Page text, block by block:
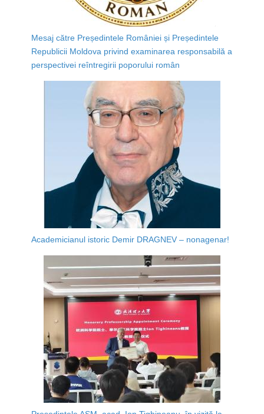
Mesaj către Președintele României și Președintele
Republicii Moldova privind examinarea responsabilă a
perspectivei reîntregirii poporului român
Academicianul istoric Demir DRAGNEV – nonagenar!